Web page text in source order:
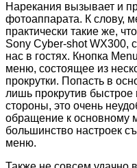
Нарекания вызывает и
фотоаппарата. К слову,
практически такие же,
Sony Cyber-shot WX300,
нас в гостях. Кнопка
меню, состоящее из
прокрутки. Попасть в
лишь прокрутив
стороны, это очень
обращение к основному
большинство настроек
меню.